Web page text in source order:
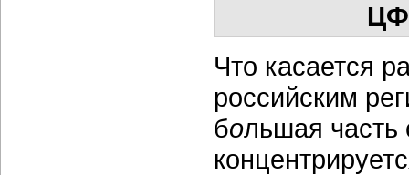
Что касается
российским
большая часть